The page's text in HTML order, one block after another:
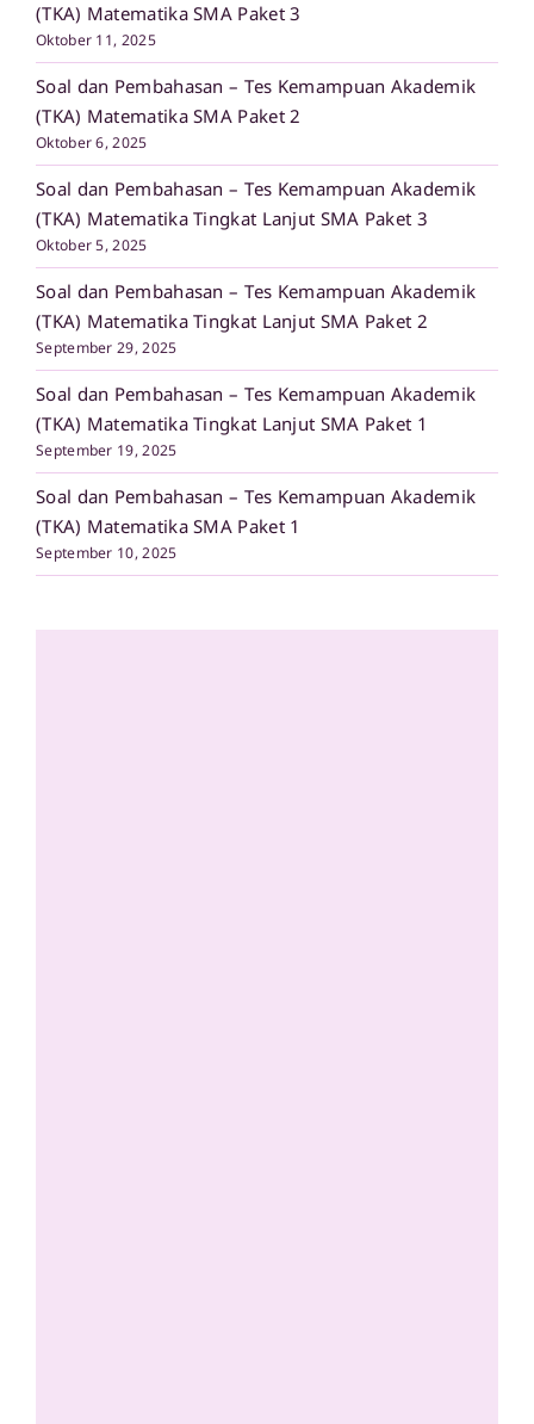
(TKA) Matematika SMA Paket 3
Oktober 11, 2025
Soal dan Pembahasan – Tes Kemampuan Akademik
(TKA) Matematika SMA Paket 2
Oktober 6, 2025
Soal dan Pembahasan – Tes Kemampuan Akademik
(TKA) Matematika Tingkat Lanjut SMA Paket 3
Oktober 5, 2025
Soal dan Pembahasan – Tes Kemampuan Akademik
(TKA) Matematika Tingkat Lanjut SMA Paket 2
September 29, 2025
Soal dan Pembahasan – Tes Kemampuan Akademik
(TKA) Matematika Tingkat Lanjut SMA Paket 1
September 19, 2025
Soal dan Pembahasan – Tes Kemampuan Akademik
(TKA) Matematika SMA Paket 1
September 10, 2025